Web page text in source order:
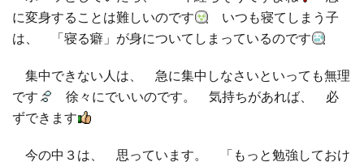
に変身することは難しいのです
いつも寝てしまう子
は、 「寝る癖」が身についてしまっているのです
集中できない人は、 急に集中しなさいといっても無理
です
徐々にでいいのです。 気持ちがあれば、 必
ずできます
今の中３は、 思っています。 「もっと勉強しておけ